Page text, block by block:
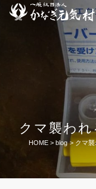
クマ襲わ
HOME > blog > クマ襲